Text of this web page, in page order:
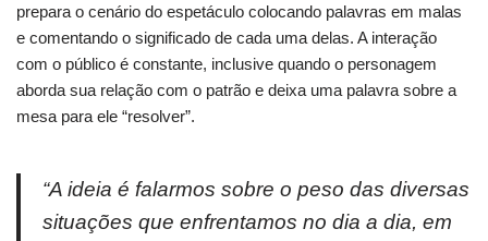
prepara o cenário do espetáculo colocando palavras em malas
e comentando o significado de cada uma delas. A interação
com o público é constante, inclusive quando o personagem
aborda sua relação com o patrão e deixa uma palavra sobre a
mesa para ele “resolver”.
“A ideia é falarmos sobre o peso das diversas
situações que enfrentamos no dia a dia, em